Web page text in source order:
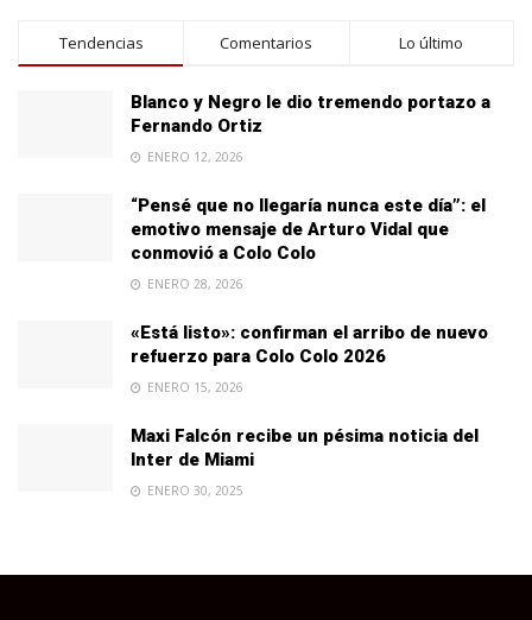
Tendencias Comentarios Lo último
Blanco y Negro le dio tremendo portazo a
Fernando Ortiz
ENERO 12, 2026
“Pensé que no llegaría nunca este día”: el
emotivo mensaje de Arturo Vidal que
conmovió a Colo Colo
ENERO 28, 2026
«Está listo»: confirman el arribo de nuevo
refuerzo para Colo Colo 2026
ENERO 15, 2026
Maxi Falcón recibe un pésima noticia del
Inter de Miami
ENERO 30, 2025